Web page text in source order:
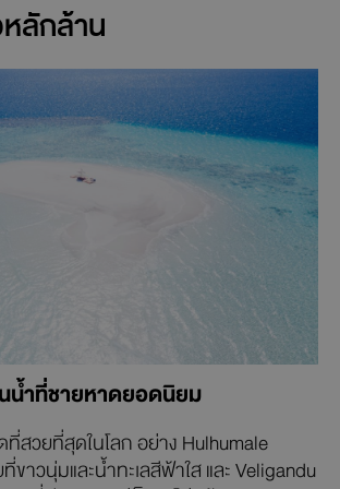
ลักล้าน
น้ำที่ชายหาดยอดนิยม
สวยที่สุดในโลก อย่าง Hulhumale
ขาวนุ่มและน้ำทะเลสีฟ้าใส และ Veligandu